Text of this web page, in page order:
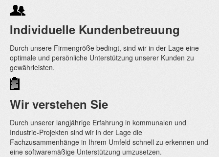
Individuelle Kundenbetreuung
Durch unsere Firmengröße bedingt, sind wir in der Lage eine
optimale und persönliche Unterstützung unserer Kunden zu
gewährleisten.
Wir verstehen Sie
Durch unserer langjährige Erfahrung in kommunalen und
Industrie-Projekten sind wir in der Lage die
Fachzusammenhänge in Ihrem Umfeld schnell zu erkennen und
eine softwaremäßige Unterstützung umzusetzen.